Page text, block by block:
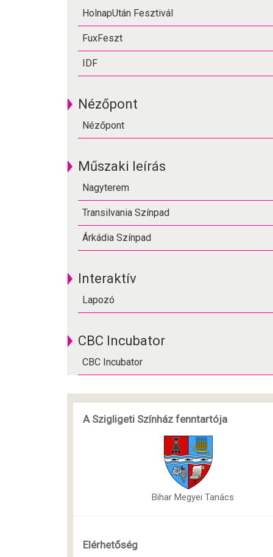
HolnapUtán Fesztivál
FuxFeszt
IDF
Nézőpont
Nézőpont
Műszaki leírás
Nagyterem
Transilvania Színpad
Árkádia Színpad
Interaktív
Lapozó
CBC Incubator
CBC Incubator
A Szigligeti Színház fenntartója
Bihar Megyei Tanács
Elérhetőség